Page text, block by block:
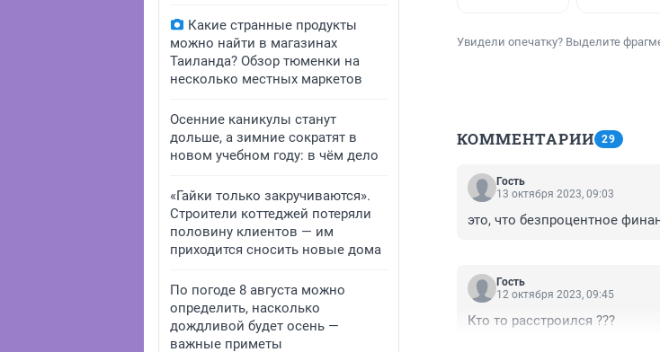
Какие странные продукты
можно найти в магазинах
Таиланда? Обзор тюменки на
несколько местных маркетов
Осенние каникулы станут
дольше, а зимние сократят в
новом учебном году: в чём дело
«Гайки только закручиваются».
Строители коттеджей потеряли
половину клиентов — им
приходится сносить новые дома
По погоде 8 августа можно
определить, насколько
дождливой будет осень —
важные приметы
Увидели опечатку? Выделите
КОММЕНТАРИИ 29
Гость
13 октября 2023, 09:03
это, что безпроцентное
Гость
12 октября 2023, 09:45
Кто то расстроился ???